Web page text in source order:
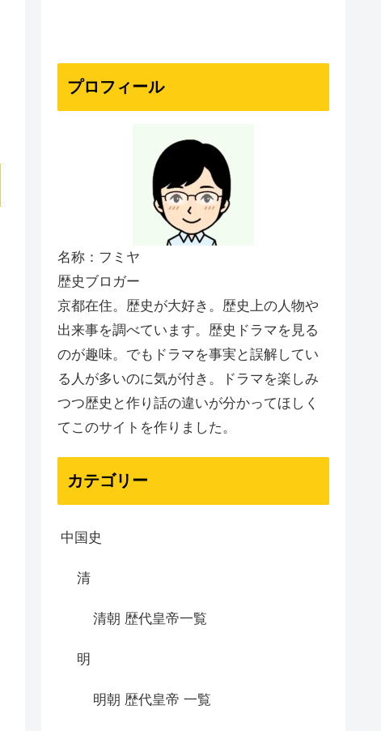
プロフィール
名称：フミヤ
歴史ブロガー
京都在住。歴史が大好き。歴史上の人物や
出来事を調べています。歴史ドラマを見る
のが趣味。でもドラマを事実と誤解してい
る人が多いのに気が付き。ドラマを楽しみ
つつ歴史と作り話の違いが分かってほしく
てこのサイトを作りました。
カテゴリー
中国史
清
清朝 歴代皇帝一覧
明
明朝 歴代皇帝 一覧